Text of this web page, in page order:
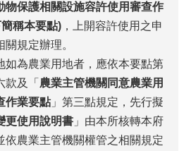
物保護相關設施容許使用審查作
稱本要點) ，上開容許使用之申
規定辦理。
如為農業用地者，應依本要點第
款及「 農業主管機關同意農業用
作業要點 」第三點規定，先行擬
更使用說明書 」由本所核轉本府
依農業主管機關權管之相關規定